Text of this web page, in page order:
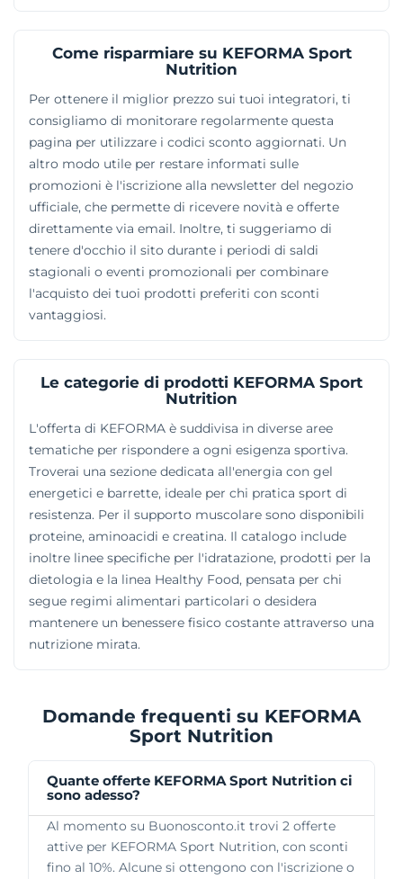
Come risparmiare su KEFORMA Sport
Nutrition
Per ottenere il miglior prezzo sui tuoi integratori, ti
consigliamo di monitorare regolarmente questa
pagina per utilizzare i codici sconto aggiornati. Un
altro modo utile per restare informati sulle
promozioni è l'iscrizione alla newsletter del negozio
ufficiale, che permette di ricevere novità e offerte
direttamente via email. Inoltre, ti suggeriamo di
tenere d'occhio il sito durante i periodi di saldi
stagionali o eventi promozionali per combinare
l'acquisto dei tuoi prodotti preferiti con sconti
vantaggiosi.
Le categorie di prodotti KEFORMA Sport
Nutrition
L'offerta di KEFORMA è suddivisa in diverse aree
tematiche per rispondere a ogni esigenza sportiva.
Troverai una sezione dedicata all'energia con gel
energetici e barrette, ideale per chi pratica sport di
resistenza. Per il supporto muscolare sono disponibili
proteine, aminoacidi e creatina. Il catalogo include
inoltre linee specifiche per l'idratazione, prodotti per la
dietologia e la linea Healthy Food, pensata per chi
segue regimi alimentari particolari o desidera
mantenere un benessere fisico costante attraverso una
nutrizione mirata.
Domande frequenti su KEFORMA
Sport Nutrition
Quante offerte KEFORMA Sport Nutrition ci
sono adesso?
Al momento su Buonosconto.it trovi 2 offerte
attive per KEFORMA Sport Nutrition, con sconti
fino al 10%. Alcune si ottengono con l'iscrizione o